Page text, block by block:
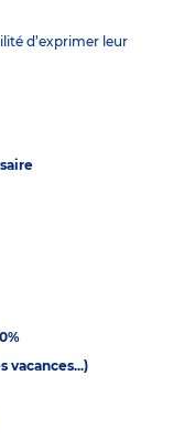
d’exprimer leur
vacances...)